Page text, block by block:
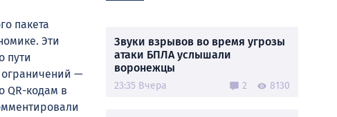
пакета
Эти
пути
ограничений —
QR-кодам в
Звуки взрывов во время угрозы
атаки БПЛА услышали
воронежцы
23:35 Вчера 2 8130